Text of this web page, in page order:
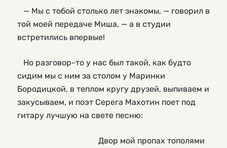
— Мы с тобой столько лет знакомы, — говорил в
той моей передаче Миша, — а в студии
встретились впервые!
Но разговор-то у нас был такой, как будто
сидим мы с ним за столом у Маринки
Бородицкой, в теплом кругу друзей, выпиваем и
закусываем, и поэт Серега Махотин поет под
гитару лучшую на свете песню: